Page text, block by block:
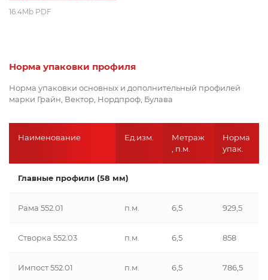
16.4Mb PDF
Норма упаковки профиля
Норма упаковки основных и дополнительный профилей
марки Грайн, Вектор, Нордпроф, Булава
Наименование Ед.изм.
Метраж
, п.м.
Норма
упак.
Главные профили (58 мм)
Рама 552.01 п.м. 6,5 929,5
Створка 552.03 п.м. 6,5 858
Импост 552.01 п.м. 6,5 786,5